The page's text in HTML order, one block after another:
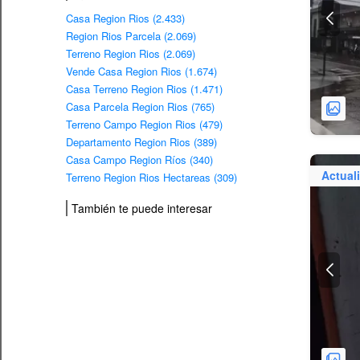
Casa Region Rios (2.433)
Region Rios Parcela (2.069)
Terreno Region Rios (2.069)
Vende Casa Region Rios (1.674)
Casa Terreno Region Rios (1.471)
Casa Parcela Region Rios (765)
Terreno Campo Region Rios (479)
Departamento Region Rios (389)
Casa Campo Region Ríos (340)
Terreno Region Rios Hectareas (309)
También te puede interesar